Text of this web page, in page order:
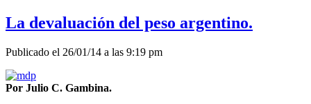
La devaluación del peso argentino.
Publicado el 26/01/14 a las 9:19 pm
Por Julio C. Gambina.